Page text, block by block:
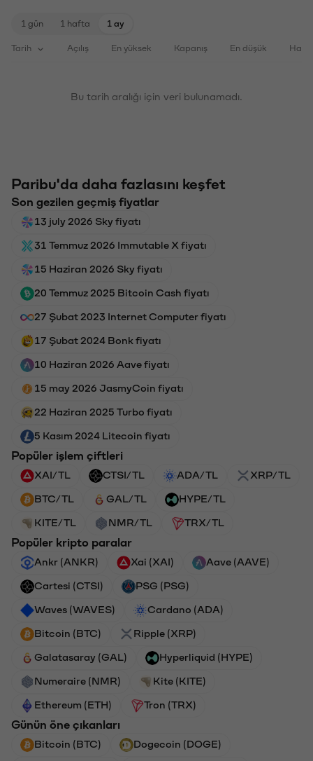
1 gün 1 hafta 1 ay
Tarih Açılış En yüksek Kapanış En düşük
Bu tarih aralığı için veri bulunamadı.
Paribu'da daha fazlasını keşfet
Son gezilen geçmiş fiyatlar
13 july 2026 Sky fiyatı
31 Temmuz 2026 Immutable X fiyatı
15 Haziran 2026 Sky fiyatı
20 Temmuz 2025 Bitcoin Cash fiyatı
27 Şubat 2023 Internet Computer fiyatı
17 Şubat 2024 Bonk fiyatı
10 Haziran 2026 Aave fiyatı
15 may 2026 JasmyCoin fiyatı
22 Haziran 2025 Turbo fiyatı
5 Kasım 2024 Litecoin fiyatı
Popüler işlem çiftleri
XAI/TL CTSI/TL ADA/TL XRP/TL
BTC/TL GAL/TL HYPE/TL
KITE/TL NMR/TL TRX/TL
Popüler kripto paralar
Ankr (ANKR) Xai (XAI) Aave (AAVE)
Cartesi (CTSI) PSG (PSG)
Waves (WAVES) Cardano (ADA)
Bitcoin (BTC) Ripple (XRP)
Galatasaray (GAL) Hyperliquid (HYPE)
Numeraire (NMR) Kite (KITE)
Ethereum (ETH) Tron (TRX)
Günün öne çıkanları
Bitcoin (BTC) Dogecoin (DOGE)